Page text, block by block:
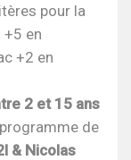
pour la
en
+2 en
2 et 15 ans
de
& Nicolas